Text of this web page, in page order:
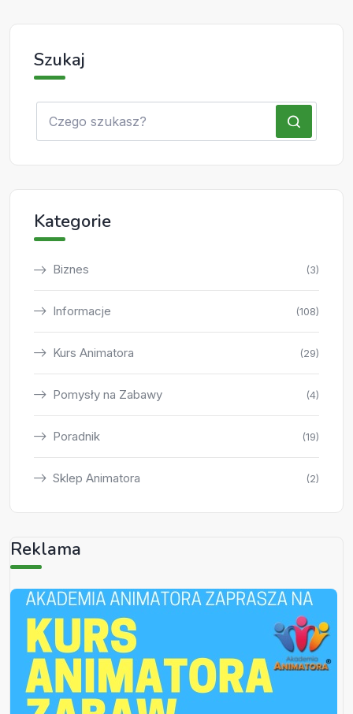
Szukaj
Kategorie
Biznes (3)
Informacje (108)
Kurs Animatora (29)
Pomysły na Zabawy (4)
Poradnik (19)
Sklep Animatora (2)
Reklama